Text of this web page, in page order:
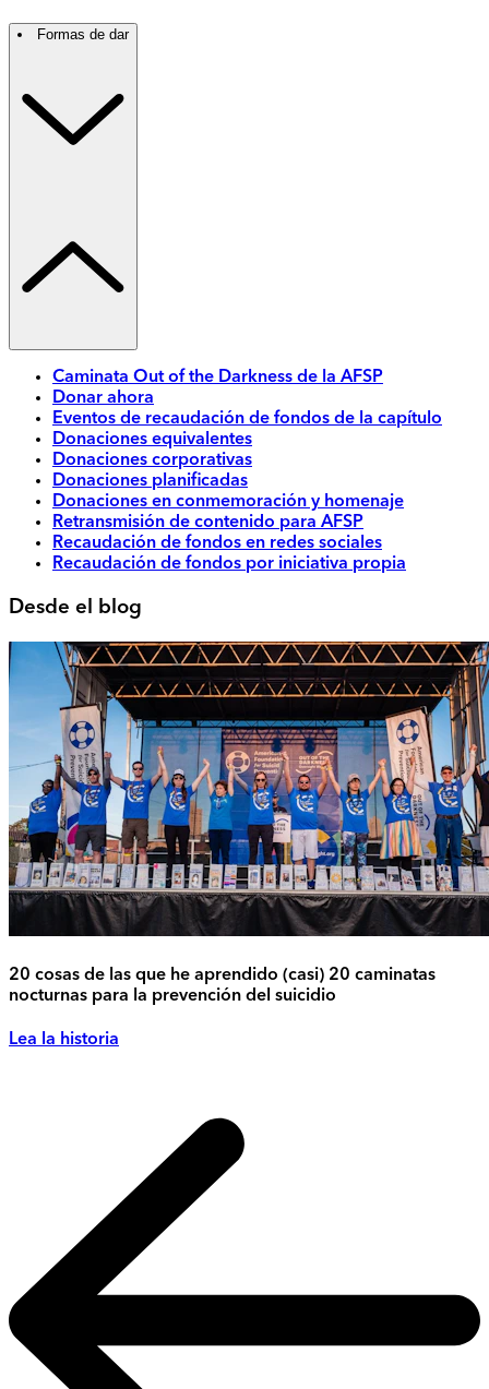
Formas de dar
Caminata Out of the Darkness de la AFSP
Donar ahora
Eventos de recaudación de fondos de la capítulo
Donaciones equivalentes
Donaciones corporativas
Donaciones planificadas
Donaciones en conmemoración y homenaje
Retransmisión de contenido para AFSP
Recaudación de fondos en redes sociales
Recaudación de fondos por iniciativa propia
Desde el blog
20 cosas de las que he aprendido (casi) 20 caminatas
nocturnas para la prevención del suicidio
Lea la historia